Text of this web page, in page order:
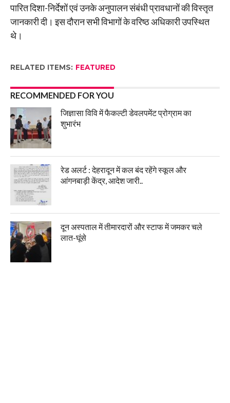
पारित दिशा-निर्देशों एवं उनके अनुपालन संबंधी प्रावधानों की विस्तृत
जानकारी दी। इस दौरान सभी विभागों के वरिष्ठ अधिकारी उपस्थित
थे।
RELATED ITEMS: FEATURED
RECOMMENDED FOR YOU
जिज्ञासा विवि में फैकल्टी डेवलपमेंट प्रोग्राम का
शुभारंभ
रेड अलर्ट : देहरादून में कल बंद रहेंगे स्कूल और
आंगनबाड़ी केंद्र, आदेश जारी..
दून अस्पताल में तीमारदारों और स्टाफ में जमकर चले
लात-घूंसे